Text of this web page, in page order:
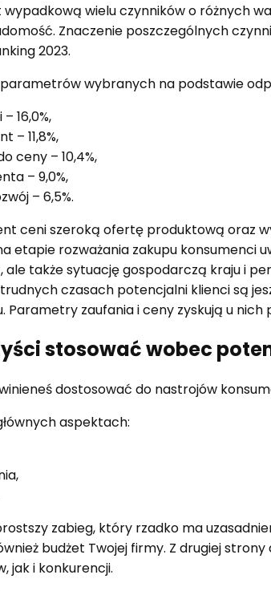
wypadkową wielu czynników o różnych
Znaczenie poszczególnych
2023.
wybranych na podstawie
16,0%,
– 11,8%,
ceny – 10,4%,
– 9,0%,
– 6,5%.
ceni szeroką ofertę produktową oraz
etapie rozważania zakupu konsumenci
także sytuację gospodarczą kraju i
czasach potencjalni klienci są
Parametry zaufania i ceny zyskują u
stosować wobec
dostosować do nastrojów
aspektach:
zabieg, który rzadko ma
budżet Twojej firmy. Z drugiej strony
jak i konkurencji.